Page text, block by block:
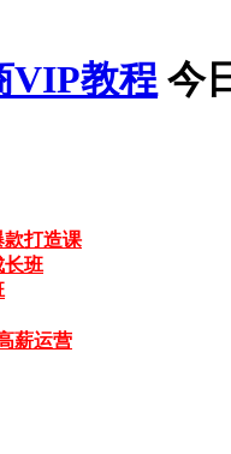
VIP教程 今
款打造课
长班
薪运营